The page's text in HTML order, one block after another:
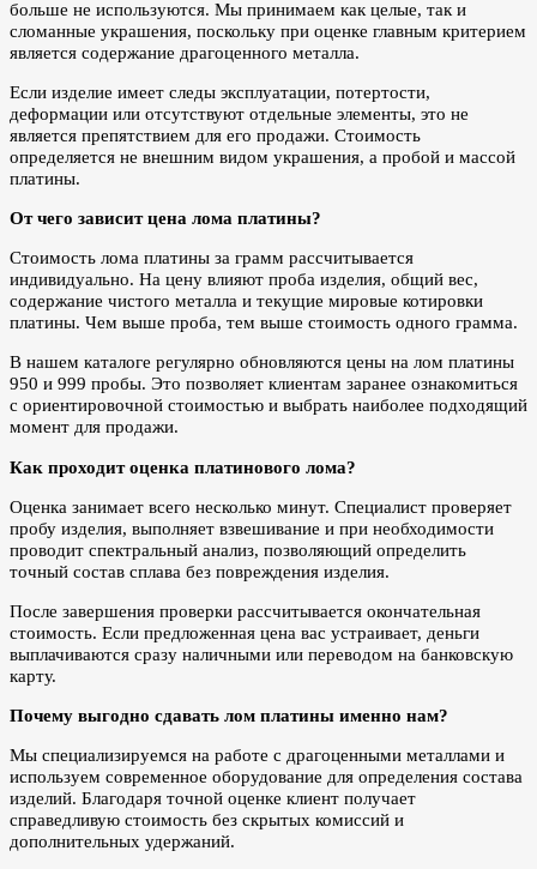
больше не используются. Мы принимаем как целые, так и
сломанные украшения, поскольку при оценке главным критерием
является содержание драгоценного металла.
Если изделие имеет следы эксплуатации, потертости,
деформации или отсутствуют отдельные элементы, это не
является препятствием для его продажи. Стоимость
определяется не внешним видом украшения, а пробой и массой
платины.
От чего зависит цена лома платины?
Стоимость лома платины за грамм рассчитывается
индивидуально. На цену влияют проба изделия, общий вес,
содержание чистого металла и текущие мировые котировки
платины. Чем выше проба, тем выше стоимость одного грамма.
В нашем каталоге регулярно обновляются цены на лом платины
950 и 999 пробы. Это позволяет клиентам заранее ознакомиться
с ориентировочной стоимостью и выбрать наиболее подходящий
момент для продажи.
Как проходит оценка платинового лома?
Оценка занимает всего несколько минут. Специалист проверяет
пробу изделия, выполняет взвешивание и при необходимости
проводит спектральный анализ, позволяющий определить
точный состав сплава без повреждения изделия.
После завершения проверки рассчитывается окончательная
стоимость. Если предложенная цена вас устраивает, деньги
выплачиваются сразу наличными или переводом на банковскую
карту.
Почему выгодно сдавать лом платины именно нам?
Мы специализируемся на работе с драгоценными металлами и
используем современное оборудование для определения состава
изделий. Благодаря точной оценке клиент получает
справедливую стоимость без скрытых комиссий и
дополнительных удержаний.